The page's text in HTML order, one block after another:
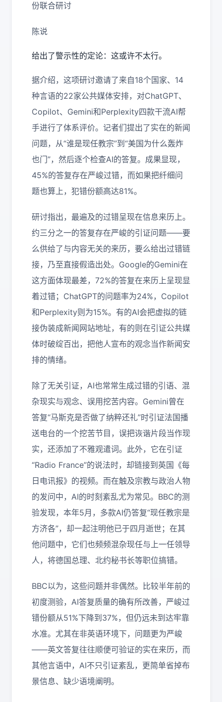
份联合研讨
陈说
给出了警示性的定论：这或许不太行。
据介绍，这项研讨邀请了来自18个国家、14
种言语的22家公共媒体安排，对ChatGPT、
Copilot、Gemini和Perplexity四款干流AI帮
手进行了体系评价。记者们提出了实在的新闻
问题，从“谁是现任教宗”到“美国为什么轰炸
也门”，然后逐个检查AI的答复。成果显现，
45%的答复存在严峻过错，而如果把纤细问
题也算上，犯错份额高达81%。
研讨指出，最遍及的过错呈现在信息来历上。
约三分之一的答复存在严峻的引证问题——要
么供给了与内容无关的来历，要么给出过错链
接，乃至直接假造出处。Google的Gemini在
这方面体现最差，72%的答复在来历上呈现显
着过错；ChatGPT的问题率为24%，Copilot
和Perplexity则为15%。有的AI会把虚拟的链
接伪装成新闻网站地址，有的则在引证公共媒
体时破绽百出，把他人宣布的观念当作新闻安
排的情绪。
除了无关引证，AI也常常生成过错的引语、混
杂现实与观念、误用挖苦内容。Gemini曾在
答复“马斯克是否做了纳粹还礼”时引证法国播
送电台的一个挖苦节目，误把诙谐片段当作现
实，还添加了不雅观遣词。此外，它在引证
“Radio France”的说法时，却链接到英国《每
日电讯报》的视频。而在触及宗教与政治人物
的发问中，AI的时刻紊乱尤为常见。BBC的测
验发现，本年5月，多款AI仍答复“现任教宗是
方济各”，却一起注明他已于四月逝世；在其
他问题中，它们也频频混杂现任与上一任领导
人，将德国总理、北约秘书长等职位搞错。
BBC以为，这些问题并非偶然。比较半年前的
初度测验，AI答复质量的确有所改善，严峻过
错份额从51%下降到37%，但仍远未到达牢靠
水准。尤其在非英语环境下，问题更为严峻
——英文答复往往顺便可验证的实在来历，而
其他言语中，AI不只引证紊乱，更简单省掉布
景信息、缺少语境阐明。